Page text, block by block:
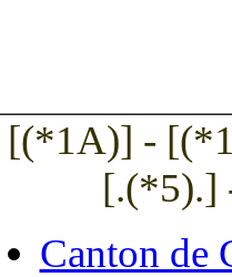
[(*1A)] -
[.(*5).]
Canton de